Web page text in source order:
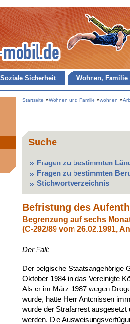
Soziale Sicherheit Wohnen, Familie
Startseite »Wohnen und Familie »wohnen »
Suche
Fragen zu bestimmten
Fragen zu bestimmten
Stichwortverzeichnis
Befristung des
Begrenzung auf sechs
(C-292/89 vom 26.02.1991,
Der Fall:
Der belgische Staatsangehörige
Oktober 1984 in das Vereinigte
Als er im März 1987 wegen
wurde, hatte Herr Antonissen
wurde der Strafarrest ausgesetzt
werden. Die